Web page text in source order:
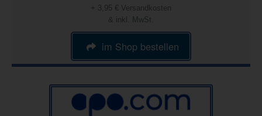
+ 3,95 € Versandkosten
& inkl. MwSt.
im Shop bestellen